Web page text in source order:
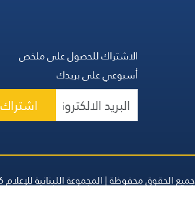
الاشتراك للحصول على ملخص
أسبوعي على بريدك
اشتراك
جميع الحقوق محفوظة | المجموعة اللبنانية للإعلام 2026